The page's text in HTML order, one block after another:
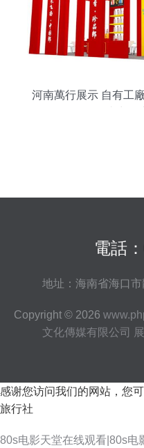
河南萬行展示 自有工
電話
地址：海南省海口
Copyright © 2026
文化傳媒有限公司
感谢您访问我们的网站，您
旅行社
80s电影天堂在线观看|80s电